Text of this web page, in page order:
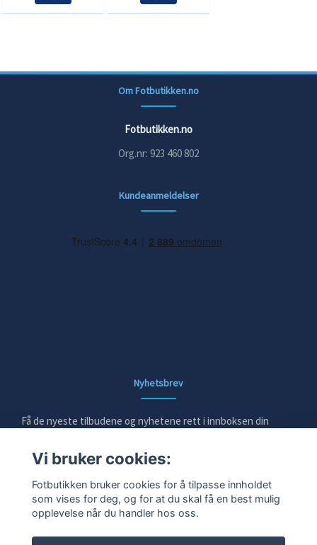
Om Fotbutikken.no
Fotbutikken.no
Org.nr: 923 460 802
Kundeanmeldelser
Nyhetsbrev
Få de nyeste tilbudene og nyhetene rett i innboksen din
E-post
Ja takk!
Vi bruker cookies:
Fotbutikken bruker cookies for å tilpasse innholdet
som vises for deg, og for at du skal få en best mulig
opplevelse når du handler hos oss.